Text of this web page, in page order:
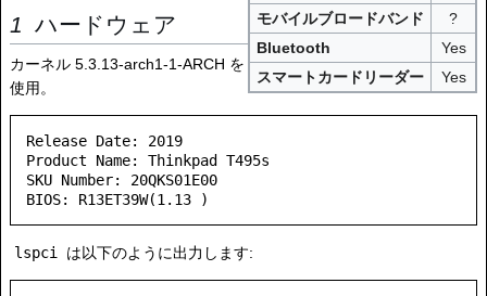
モバイルブロードバンド
?
Bluetooth
Yes
スマートカードリーダー
Yes
ハードウェア
カーネル 5.3.13-arch1-1-ARCH を
使用。
Release Date: 2019
Product Name: Thinkpad T495s
SKU Number: 20QKS01E00
lspci は以下のように出力します: